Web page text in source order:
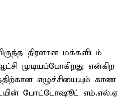
திரளான மக்களிடம்
முடியப்போகிறது என்கிற
எழுச்சியையும் காண
போட்டோஷூட் எம்.எல்.ஏ